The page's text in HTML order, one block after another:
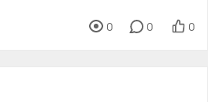
0 0 0